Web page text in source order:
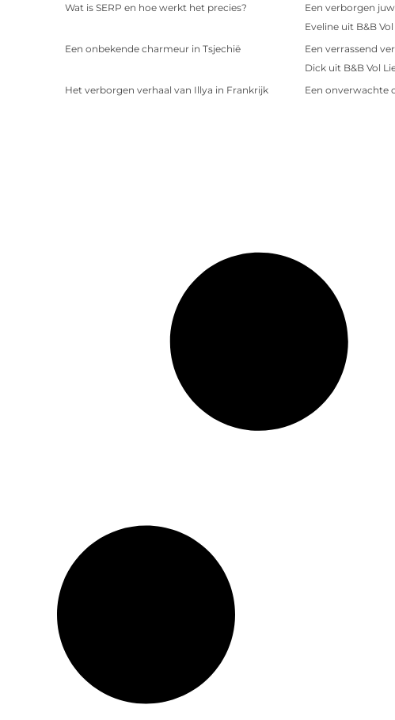
Wat is SERP en hoe werkt het precies?
Een verborgen
Eveline uit B&B
Een onbekende charmeur in Tsjechië
Een verrassend
Dick uit B&B Vol
Het verborgen verhaal van Illya in Frankrijk Een onverwachte